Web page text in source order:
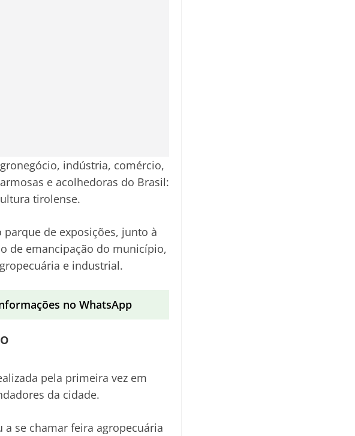
indústria, comércio,
e acolhedoras do Brasil:
tirolense.
parque de exposições, junto à
de emancipação do município,
e industrial.
no WhatsApp
pela primeira vez em
da cidade.
se chamar feira agropecuária